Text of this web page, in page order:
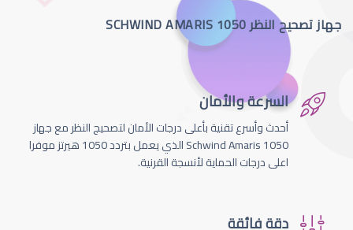
جهاز تصحيح النظر SCHWIND AMARIS 1050
السرعة والأمان
أحدث وأسرع تقنية بأعلى درجات الأمان لتصحيج النظر مع جهاز
Schwind Amaris 1050 الذي يعمل بتردد 1050 هيرتز موفرا
اعلى درجات الحماية لأنسجة القرنية.
دقة فائقة